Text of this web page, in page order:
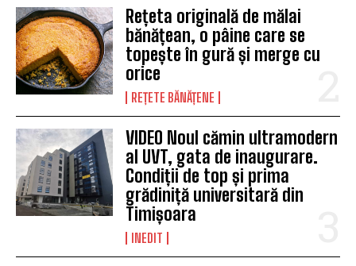
Rețeta originală de mălai
bănățean, o pâine care se
topește în gură și merge cu
orice
REȚETE BĂNĂȚENE
VIDEO Noul cămin ultramodern
al UVT, gata de inaugurare.
Condiții de top și prima
grădiniță universitară din
Timișoara
INEDIT